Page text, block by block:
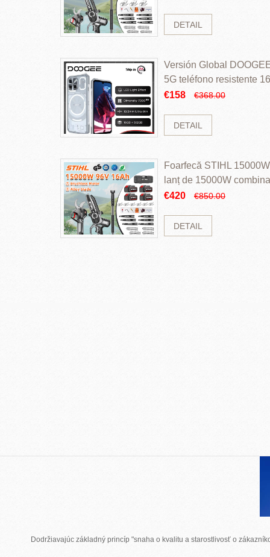
DETAIL
Versión Global
5G teléfono resistente
ROM Mediatek
€158 €368.00
DETAIL
Foarfecă STIHL
lanț de 15000W
perii și baterie cu li
€420 €850.00
DETAIL
Dodržiavajúc základný princíp "snaha o kvalitu a starostlivosť o